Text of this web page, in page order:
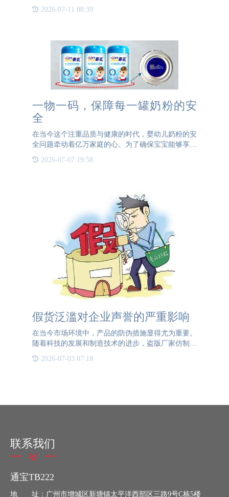
者至关重要的角色。然而，随着技术的发展，伪造或
篡改证书的行为愈发隐蔽且猖獗，使得认证的价值收
2026-07-11 08:39
一物一码，保障每一罐奶粉的安
全
在当今这个注重品质与健康的时代，婴幼儿奶粉的安
全问题牵动着亿万家庭的心。为了确保宝宝能够享受
到最纯净、最安全的营养，采用一物一码技术成为了
保障每一罐奶粉安全的重要举措。 一物一码，顾名
2026-07-07 19:58
假货泛滥对企业声誉的严重影响
在当今市场环境中，产品的防伪措施显得尤为重要。
随着科技的发展和制造技术的进步，盗版厂家仿制真
的问题。假货不仅损害了消费者的权益，还对企业的
2026-07-03 07:18
联系我们
通宝TB222
地 址：广州市增城区新塘镇太平洋西部区三路9号C栋5楼